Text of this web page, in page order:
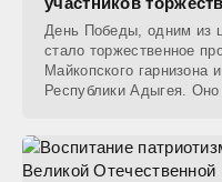
День Победы, одним из
стало торжественное
Майкопского гарнизона
Республики Адыгея.